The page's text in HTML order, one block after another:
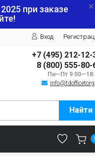
2025 при заказе
Вход
+7 (495) 212-12-
8 (800) 555-80-
Пн—Пт
Найти